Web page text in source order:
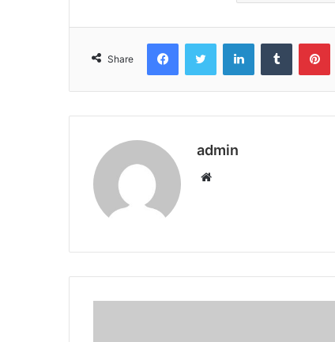
Share
FacebookTwitter LinkedInTumblr
admin
Website